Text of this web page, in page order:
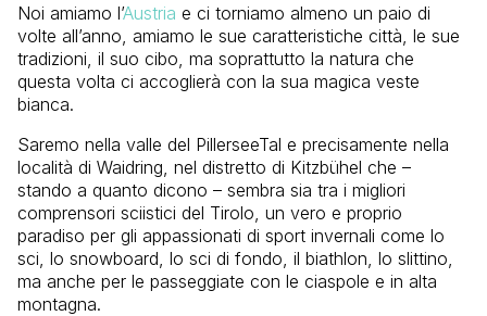
Noi amiamo l’Austria e ci torniamo almeno un paio di
volte all’anno, amiamo le sue caratteristiche città, le sue
tradizioni, il suo cibo, ma soprattutto la natura che
questa volta ci accoglierà con la sua magica veste
bianca.
Saremo nella valle del PillerseeTal e precisamente nella
località di Waidring, nel distretto di Kitzbühel che –
stando a quanto dicono – sembra sia tra i migliori
comprensori sciistici del Tirolo, un vero e proprio
paradiso per gli appassionati di sport invernali come lo
sci, lo snowboard, lo sci di fondo, il biathlon, lo slittino,
ma anche per le passeggiate con le ciaspole e in alta
montagna.